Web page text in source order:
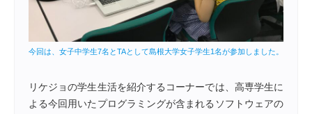
今回は、女子中学生7名とTAとして島根大学女子学生1名が参加しました。
リケジョの学生生活を紹介するコーナーでは、高専学生に
よる今回用いたプログラミングが含まれるソフトウェアの